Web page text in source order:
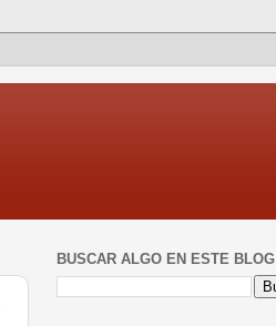
BUSCAR ALGO EN ESTE BLOG